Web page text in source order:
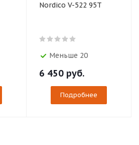
Nordico V-522 95T
Меньше 20
6 450 руб.
Подробнее